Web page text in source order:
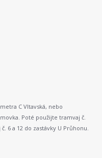
C Vltavská, nebo
Poté použijte tramvaj č.
6 a 12 do zastávky U Průhonu.